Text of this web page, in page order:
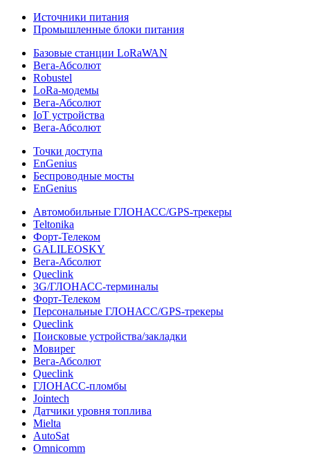
Источники питания
Промышленные блоки питания
Базовые станции LoRaWAN
Вега-Абсолют
Robustel
LoRa-модемы
Вега-Абсолют
IoT устройства
Вега-Абсолют
Точки доступа
EnGenius
Беспроводные мосты
EnGenius
Автомобильные ГЛОНАСС/GPS-трекеры
Teltonika
Форт-Телеком
GALILEOSKY
Вега-Абсолют
Queclink
3G/ГЛОНАСС-терминалы
Форт-Телеком
Персональные ГЛОНАСС/GPS-трекеры
Queclink
Поисковые устройства/закладки
Мовирег
Вега-Абсолют
Queclink
ГЛОНАСС-пломбы
Jointech
Датчики уровня топлива
Mielta
AutoSat
Omnicomm